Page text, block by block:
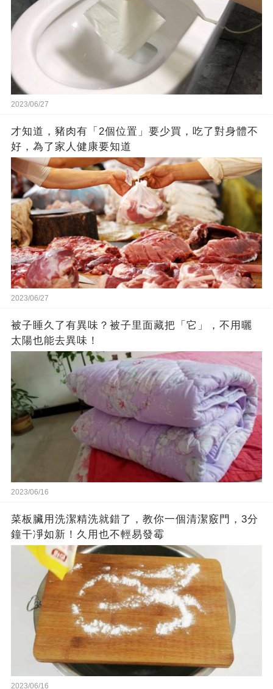
2023/06/27
才知道，豬肉有「2個位置」要少買，吃了對身體不
好，為了家人健康要知道
2023/06/27
被子睡久了有異味？被子里面藏把「它」，不用曬
太陽也能去異味！
2023/06/16
菜板臟用洗潔精洗就錯了，教你一個清潔竅門，3分
鐘干凈如新！久用也不輕易發霉
2023/06/16